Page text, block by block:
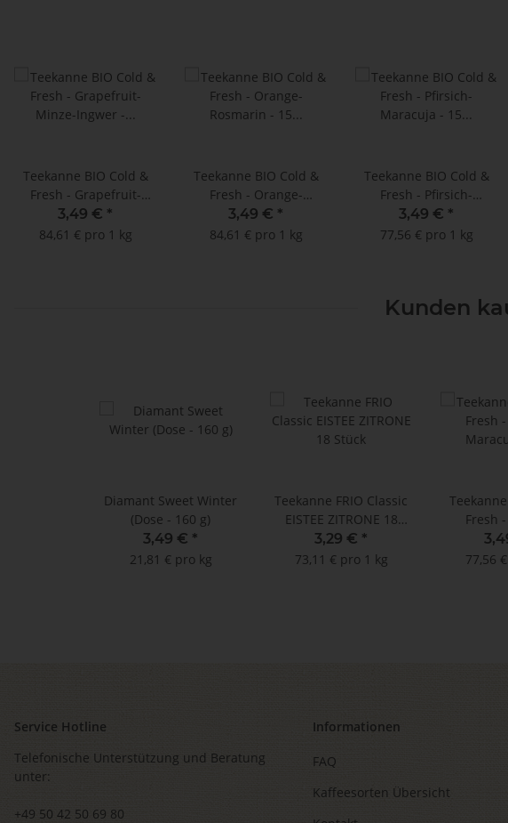
Teekanne BIO Cold &
Fresh - Grapefruit-
Minze-Ingwer - 15
Doppelkammerbeutel à
3,49 € *
84,61 € pro 1 kg
Teekanne BIO Cold &
Fresh - Orange-
Rosmarin - 15
Doppelkammerbeutel à
3,49 € *
84,61 € pro 1 kg
Teekanne BIO Cold &
Fresh - Pfirsich-
Maracuja - 15
Doppelkammerbeutel à
3,49 € *
77,56 € pro 1 kg
Kunden
Diamant Sweet Winter
(Dose - 160 g)
3,49 € *
21,81 € pro kg
Teekanne FRIO Classic
EISTEE ZITRONE 18
Stück
3,29 € *
73,11 € pro 1 kg
Fresh
77,56
Service Hotline
Telefonische Unterstützung und Beratung
unter:
+49 50 42 50 69 80
Informationen
FAQ
Kaffeesorten Übersicht